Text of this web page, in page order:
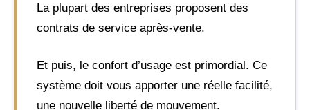
La plupart des entreprises proposent des
contrats de service après-vente.
Et puis, le confort d’usage est primordial. Ce
système doit vous apporter une réelle facilité,
une nouvelle liberté de mouvement.